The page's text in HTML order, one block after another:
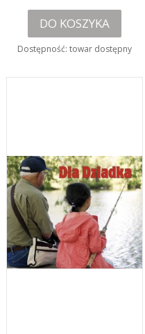
DO KOSZYKA
Dostępność: towar dostępny